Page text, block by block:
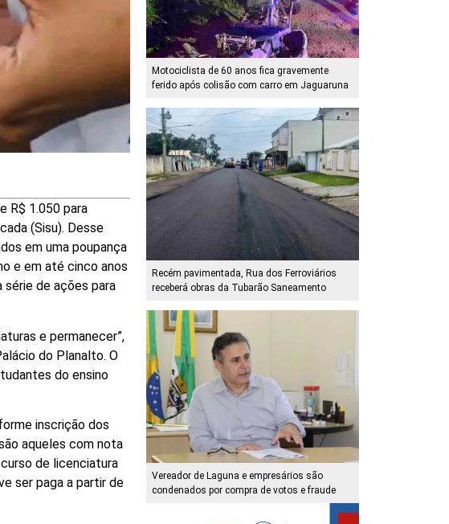
R$ 1.050 para
(Sisu). Desse
em uma poupança
e em até cinco anos
série de ações para
e permanecer”,
do Planalto. O
do ensino
inscrição dos
aqueles com nota
de licenciatura
ser paga a partir de
Motociclista de 60 anos fica gravemente
ferido após colisão com carro em Jaguaruna
Recém pavimentada, Rua dos Ferroviários
receberá obras da Tubarão Saneamento
Vereador de Laguna e empresários são
condenados por compra de votos e fraude